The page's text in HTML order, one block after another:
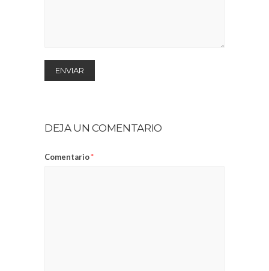
DEJA UN COMENTARIO
Comentario*